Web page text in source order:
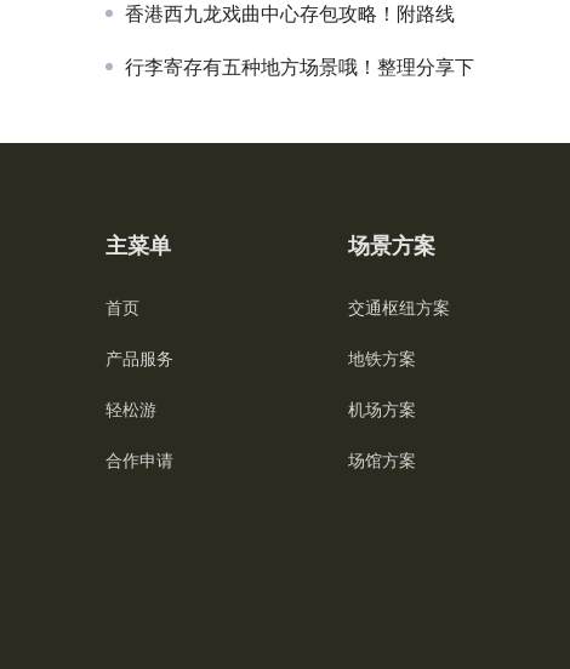
香港西九龙戏曲中心存包攻略！附路线
行李寄存有五种地方场景哦！整理分享下
主菜单
首页
产品服务
轻松游
合作申请
场景方案
交通枢纽方案
地铁方案
机场方案
场馆方案